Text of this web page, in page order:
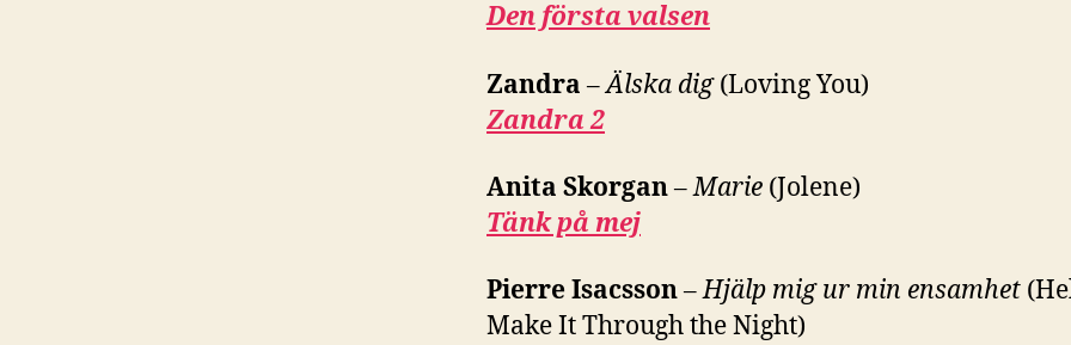
Den första valsen
Zandra–Älska dig(Loving You)
Zandra 2
Anita Skorgan–Marie (Jolene)
Tänk på mej
Pierre Isacsson–Hjälp mig ur min ensamhet
Make It Through the Night)